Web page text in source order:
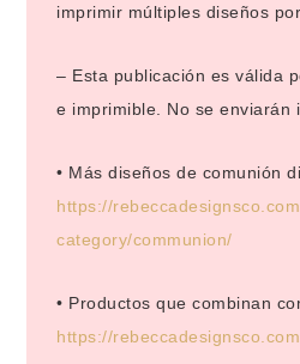
imprimir múltiples diseños
– Esta publicación es válida
e imprimible. No se enviarán
• Más diseños de comunión
https://
category/communion/
• Productos que combinan
https://